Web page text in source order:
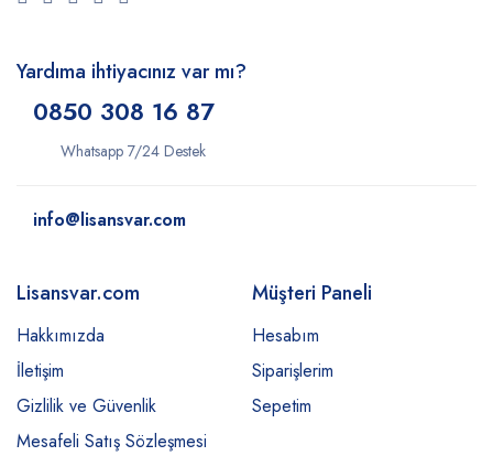
Yardıma ihtiyacınız var mı?
0850 308 16 87
Whatsapp 7/24 Destek
info@lisansvar.com
Lisansvar.com
Hakkımızda
İletişim
Gizlilik ve Güvenlik
Mesafeli Satış Sözleşmesi
Müşteri Paneli
Hesabım
Siparişlerim
Sepetim